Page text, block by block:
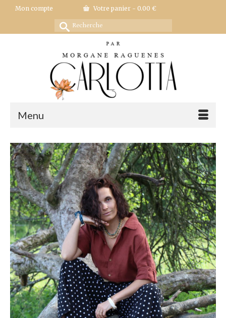
Mon compte Votre panier - 0.00 €
Rechercher :
Menu